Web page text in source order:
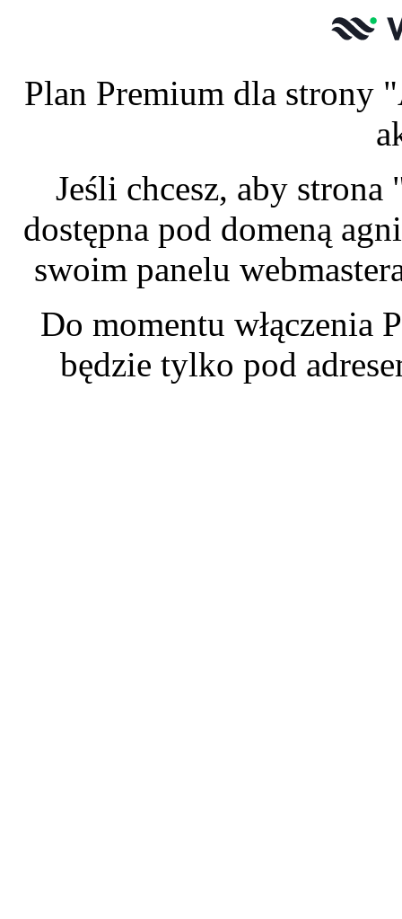
Plan Premium dla strony
Jeśli chcesz, aby
dostępna pod domeną
swoim panelu
Do momentu włączenia
będzie tylko pod